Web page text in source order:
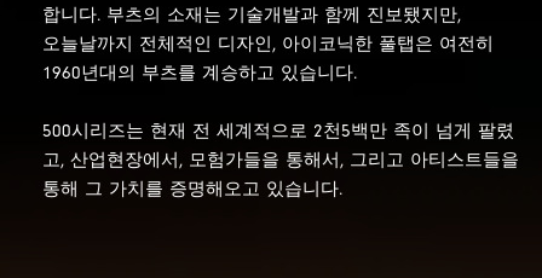
합니다. 부츠의 소재는 기술개발과 함께 진보됐지만,
오늘날까지 전체적인 디자인, 아이코닉한 풀탭은 여전히
1960년대의 부츠를 계승하고 있습니다.
500시리즈는 현재 전 세계적으로 2천5백만 족이 넘게 팔렸
고, 산업현장에서, 모험가들을 통해서, 그리고 아티스트들을
통해 그 가치를 증명해오고 있습니다.